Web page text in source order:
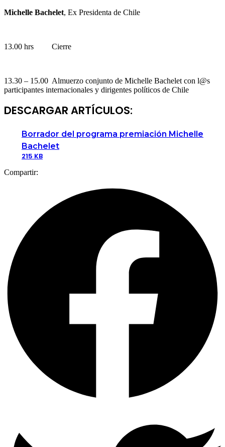
Michelle Bachelet, Ex Presidenta de Chile
13.00 hrs Cierre
13.30 – 15.00 Almuerzo conjunto de Michelle Bachelet con l@s
participantes internacionales y dirigentes políticos de Chile
DESCARGAR ARTÍCULOS:
Borrador del programa premiación Michelle
Bachelet
215 KB
Compartir: